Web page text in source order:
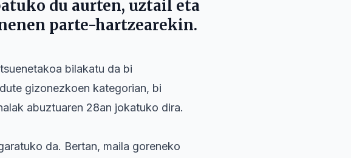
du aurten, uztail eta
parte-hartzearekin.
bilakatu da bi
gizonezkoen kategorian, bi
abuztuaren 28an jokatuko dira.
da. Bertan, maila goreneko